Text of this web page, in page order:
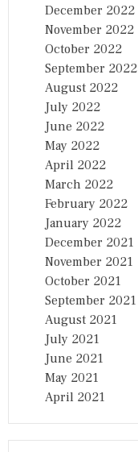
December 2022
November 2022
October 2022
September 2022
August 2022
July 2022
June 2022
May 2022
April 2022
March 2022
February 2022
January 2022
December 2021
November 2021
October 2021
September 2021
August 2021
July 2021
June 2021
May 2021
April 2021